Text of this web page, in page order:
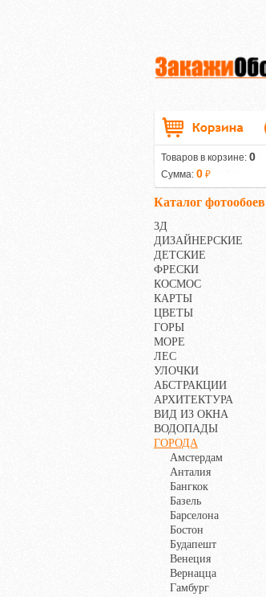
Товаров в корзине: 0
Сумма: 0 ₽
Каталог фотообоев
3Д
ДИЗАЙНЕРСКИЕ
ДЕТСКИЕ
ФРЕСКИ
КОСМОС
КАРТЫ
ЦВЕТЫ
ГОРЫ
МОРЕ
ЛЕС
УЛОЧКИ
АБСТРАКЦИИ
АРХИТЕКТУРА
ВИД ИЗ ОКНА
ВОДОПАДЫ
ГОРОДА
Амстердам
Анталия
Бангкок
Базель
Барселона
Бостон
Будапешт
Венеция
Вернацца
Гамбург